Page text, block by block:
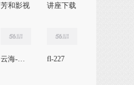
芳和影视 讲座下载
云海-情感绿洲 fl-227